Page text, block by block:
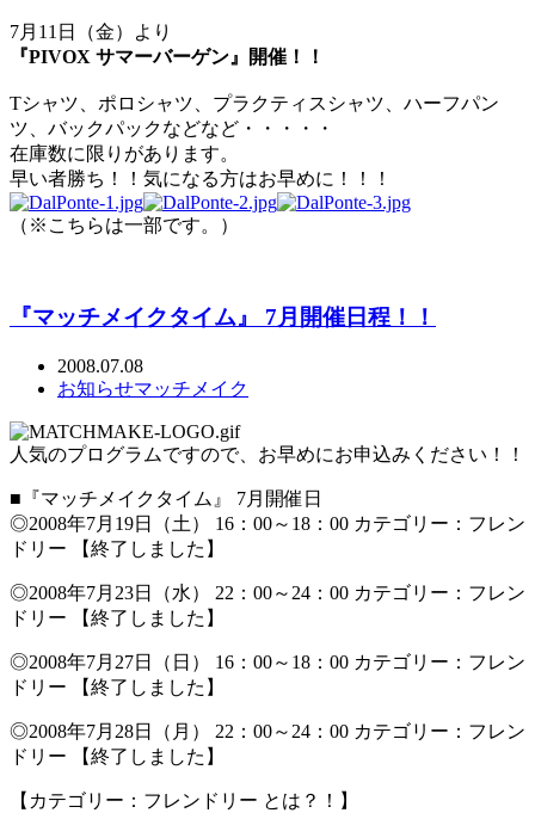
7月11日（金）より
『PIVOX サマーバーゲン』開催！！
Tシャツ、ポロシャツ、プラクティスシャツ、ハーフパン
ツ、バックパックなどなど・・・・・
在庫数に限りがあります。
早い者勝ち！！気になる方はお早めに！！！
（※こちらは一部です。）
『マッチメイクタイム』 7月開催日程！！
2008.07.08
お知らせマッチメイク
人気のプログラムですので、お早めにお申込みください！！
■『マッチメイクタイム』 7月開催日
◎2008年7月19日（土） 16：00～18：00 カテゴリー：フレン
ドリー 【終了しました】
◎2008年7月23日（水） 22：00～24：00 カテゴリー：フレン
ドリー 【終了しました】
◎2008年7月27日（日） 16：00～18：00 カテゴリー：フレン
ドリー 【終了しました】
◎2008年7月28日（月） 22：00～24：00 カテゴリー：フレン
ドリー 【終了しました】
【カテゴリー：フレンドリー とは？！】